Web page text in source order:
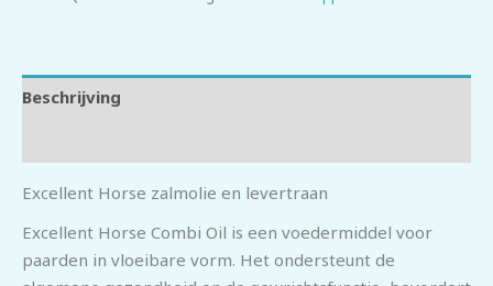
Beschrijving
Excellent Horse zalmolie en levertraan
Excellent Horse Combi Oil is een voedermiddel voor
paarden in vloeibare vorm. Het ondersteunt de